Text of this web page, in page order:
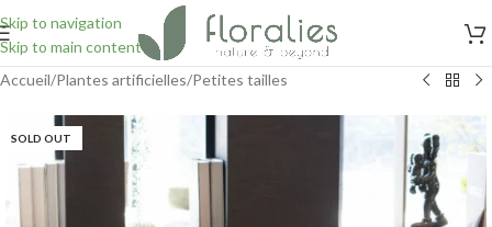
Skip to navigation
Skip to main content
Accueil/Plantes artificielles/Petites tailles
SOLD OUT